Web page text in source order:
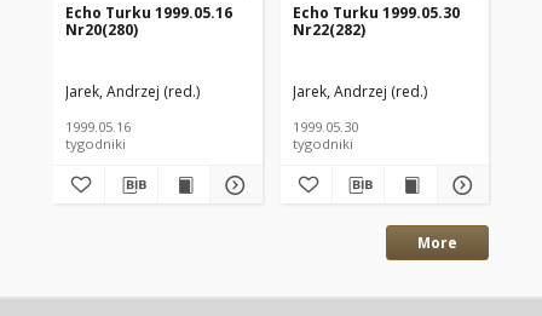
Echo Turku 1999.05.16
Nr20(280)
Jarek, Andrzej (red.)
1999.05.16
tygodniki
Echo Turku 1999.05.30
Nr22(282)
Jarek, Andrzej (red.)
1999.05.30
tygodniki
More